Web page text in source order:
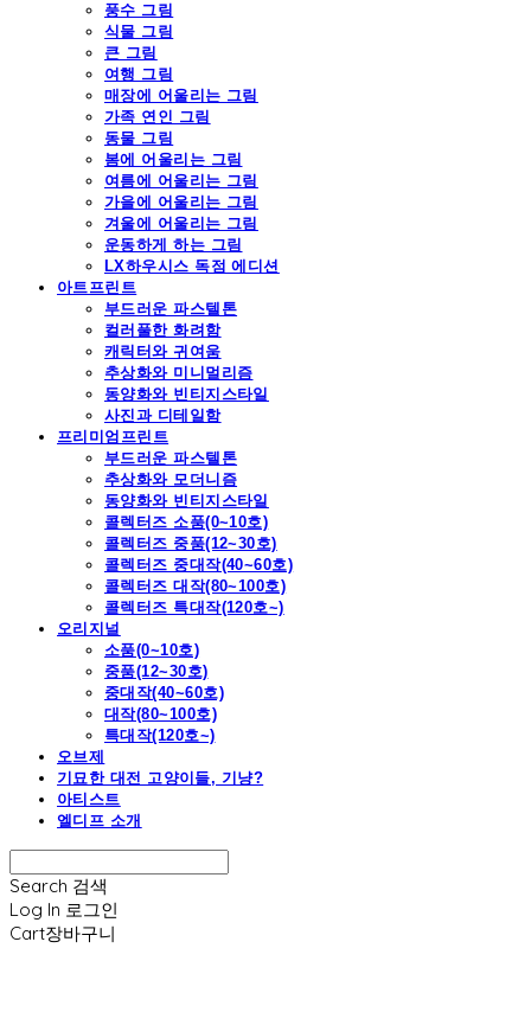
풍수 그림
식물 그림
큰 그림
여행 그림
매장에 어울리는 그림
가족 연인 그림
동물 그림
봄에 어울리는 그림
여름에 어울리는 그림
가을에 어울리는 그림
겨울에 어울리는 그림
운동하게 하는 그림
LX하우시스 독점 에디션
아트프린트
부드러운 파스텔톤
컬러풀한 화려함
캐릭터와 귀여움
추상화와 미니멀리즘
동양화와 빈티지스타일
사진과 디테일함
프리미엄프린트
부드러운 파스텔톤
추상화와 모더니즘
동양화와 빈티지스타일
콜렉터즈 소품(0~10호)
콜렉터즈 중품(12~30호)
콜렉터즈 중대작(40~60호)
콜렉터즈 대작(80~100호)
콜렉터즈 특대작(120호~)
오리지널
소품(0~10호)
중품(12~30호)
중대작(40~60호)
대작(80~100호)
특대작(120호~)
오브제
기묘한 대전 고양이들, 기냥?
아티스트
엘디프 소개
Search 검색
Log In 로그인
Cart장바구니